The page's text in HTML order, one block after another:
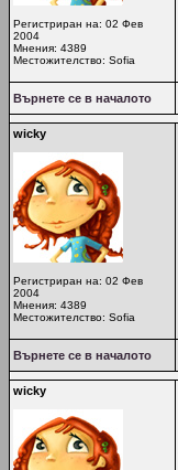
Регистриран на: 02 Фев
2004
Мнения: 4389
Местожителство: Sofia
Върнете се в началото
wicky
Регистриран на: 02 Фев
2004
Мнения: 4389
Местожителство: Sofia
Върнете се в началото
wicky